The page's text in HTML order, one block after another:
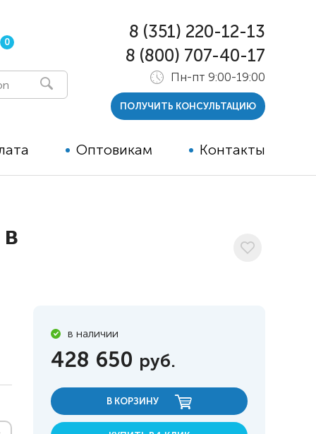
0
Оптовикам Контакты
8 (351) 220-12-13
8 (800) 707-40-17
Пн-пт 9:00-19:00
ПОЛУЧИТЬ КОНСУЛЬТАЦИЮ
в наличии
428 650 руб.
В КОРЗИНУ